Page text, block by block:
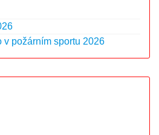
v požárním sportu 2026